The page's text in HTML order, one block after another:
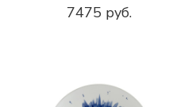
7475 руб.